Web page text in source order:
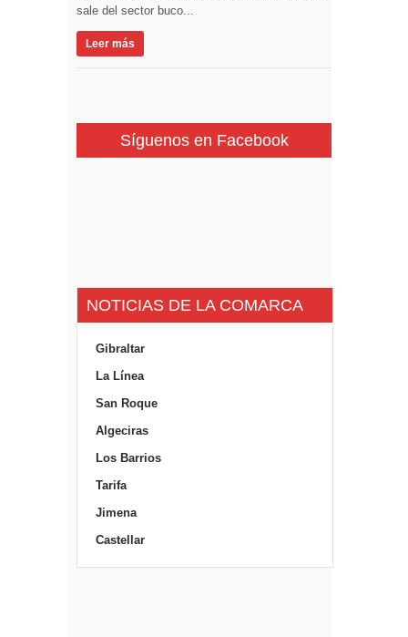
sale del sector buco...
Leer más
Síguenos en Facebook
NOTICIAS DE LA COMARCA
Gibraltar
La Línea
San Roque
Algeciras
Los Barrios
Tarifa
Jimena
Castellar